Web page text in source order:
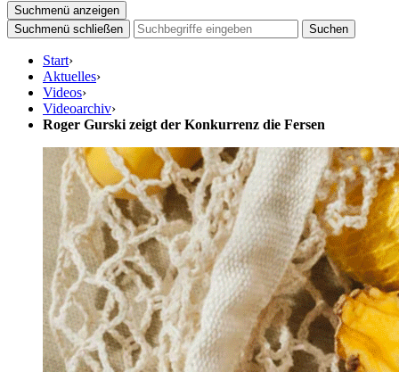
Suchmenü anzeigen
Suchmenü schließen
Suchen
Start›
Aktuelles›
Videos›
Videoarchiv›
Roger Gurski zeigt der Konkurrenz die Fersen